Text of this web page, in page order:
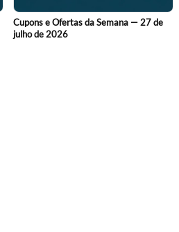
Cupons e Ofertas da Semana — 27 de
julho de 2026